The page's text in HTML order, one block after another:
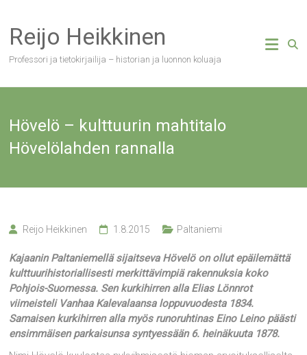
content
Reijo Heikkinen
Professori ja tietokirjailija – historian ja luonnon koluaja
Hövelö – kulttuurin mahtitalo
Hövelölahden rannalla
Reijo Heikkinen 1.8.2015 Paltaniemi
Kajaanin Paltaniemellä sijaitseva Hövelö on ollut epäilemättä
kulttuurihistoriallisesti merkittävimpiä rakennuksia koko
Pohjois-Suomessa. Sen kurkihirren alla Elias Lönnrot
viimeisteli Vanhaa Kalevalaansa loppuvuodesta 1834.
Samaisen kurkihirren alla myös runoruhtinas Eino Leino päästi
ensimmäisen parkaisunsa syntyessään 6. heinäkuuta 1878.